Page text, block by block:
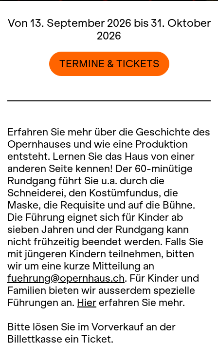
Von 13. September 2026 bis 31. Oktober
2026
TERMINE & TICKETS
Erfahren Sie mehr über die Geschichte des
Opernhauses und wie eine Produktion
entsteht. Lernen Sie das Haus von einer
anderen Seite kennen! Der 60-minütige
Rundgang führt Sie u.a. durch die
Schneiderei, den Kostümfundus, die
Maske, die Requisite und auf die Bühne.
Die Führung eignet sich für Kinder ab
sieben Jahren und der Rundgang kann
nicht frühzeitig beendet werden. Falls Sie
mit jüngeren Kindern teilnehmen, bitten
wir um eine kurze Mitteilung an
fuehrung@opernhaus.ch. Für Kinder und
Familien bieten wir ausserdem spezielle
Führungen an. Hier erfahren Sie mehr.
Bitte lösen Sie im Vorverkauf an der
Billettkasse ein Ticket.